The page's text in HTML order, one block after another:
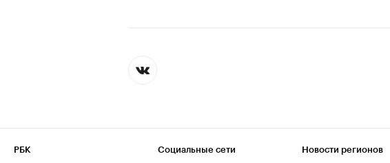
РБК Социальные сети Новости регионов